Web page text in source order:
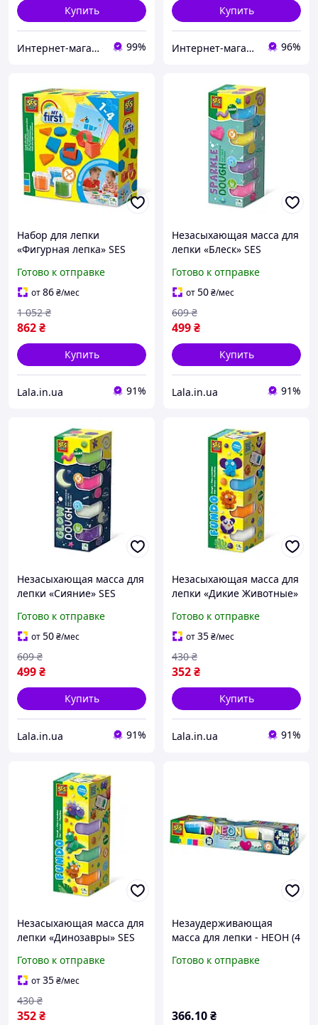
Купить
Интернет-магазин "Domax" 99%
Купить
Интернет-магазин "NOWA" - товары для всей семьи! 96%
Набор для лепки
«Фигурная лепка» SES
«My first», Lala.in.ua
Готово к отправке
от86₴/мес
862₴
1 052 ₴
Купить
Lala.in.ua 91%
Незасыхающая масса для
лепки «Блеск» SES
«Feel good dough» 4
цвета, Lala.in.ua
Готово к отправке
от50₴/мес
499₴
609 ₴
Купить
Lala.in.ua 91%
Незасыхающая масса для
лепки «Сияние» SES
«Feel good dough» 4
цвета, Lala.in.ua
Готово к отправке
от50₴/мес
499₴
609 ₴
Купить
Lala.in.ua 91%
Незасыхающая масса для
лепки «Дикие Животные»
«FunDo» 4 цвета,
Lala.in.ua
Готово к отправке
от35₴/мес
352₴
430 ₴
Купить
Lala.in.ua 91%
Незасыхающая масса для
лепки «Динозавры» SES
«FunDo» 4 цвета,
Lala.in.ua
Готово к отправке
от35₴/мес
352₴
430 ₴
Незаудерживающая
масса для лепки - НЕОН (4
баночках) KLB
Готово к отправке
366.10₴